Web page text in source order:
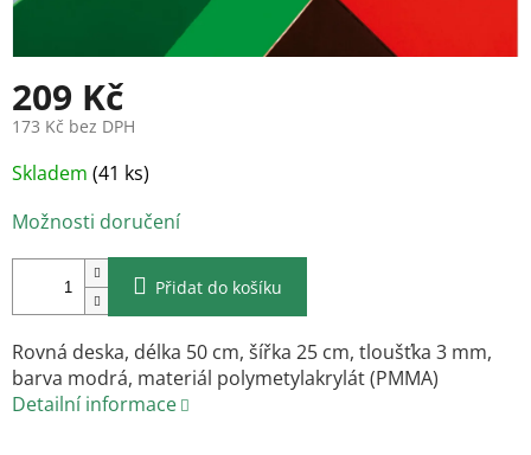
209 Kč
173 Kč bez DPH
Měrná
cena:
Skladem (41 ks)
Možnosti doručení
Přidat do košíku
Rovná deska, délka 50 cm, šířka 25 cm, tloušťka 3 mm,
barva modrá, materiál polymetylakrylát (PMMA)
Detailní informace